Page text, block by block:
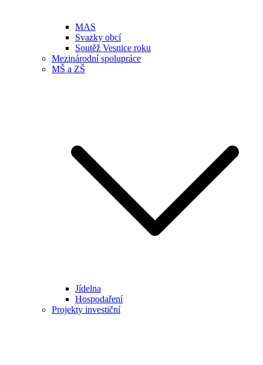
MAS
Svazky obcí
Soutěž Vesnice roku
Mezinárodní spolupráce
MŠ a ZŠ
Jídelna
Hospodaření
Projekty investiční